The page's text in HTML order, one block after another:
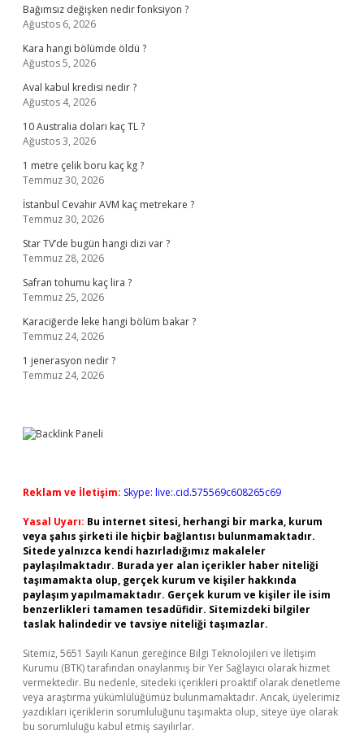
Bağımsız değişken nedir fonksiyon ?
Ağustos 6, 2026
Kara hangi bölümde öldü ?
Ağustos 5, 2026
Aval kabul kredisi nedir ?
Ağustos 4, 2026
10 Australia doları kaç TL ?
Ağustos 3, 2026
1 metre çelik boru kaç kg ?
Temmuz 30, 2026
İstanbul Cevahir AVM kaç metrekare ?
Temmuz 30, 2026
Star TV’de bugün hangi dizi var ?
Temmuz 28, 2026
Safran tohumu kaç lira ?
Temmuz 25, 2026
Karaciğerde leke hangi bölüm bakar ?
Temmuz 24, 2026
1 jenerasyon nedir ?
Temmuz 24, 2026
Reklam ve İletişim: Skype: live:.cid.575569c608265c69
Yasal Uyarı: Bu internet sitesi, herhangi bir marka, kurum
veya şahıs şirketi ile hiçbir bağlantısı bulunmamaktadır.
Sitede yalnızca kendi hazırladığımız makaleler
paylaşılmaktadır. Burada yer alan içerikler haber niteliği
taşımamakta olup, gerçek kurum ve kişiler hakkında
paylaşım yapılmamaktadır. Gerçek kurum ve kişiler ile isim
benzerlikleri tamamen tesadüfidir. Sitemizdeki bilgiler
taslak halindedir ve tavsiye niteliği taşımazlar.
Sitemiz, 5651 Sayılı Kanun gereğince Bilgi Teknolojileri ve İletişim
Kurumu (BTK) tarafından onaylanmış bir Yer Sağlayıcı olarak hizmet
vermektedir. Bu nedenle, sitedeki içerikleri proaktif olarak denetleme
veya araştırma yükümlülüğümüz bulunmamaktadır. Ancak, üyelerimiz
yazdıkları içeriklerin sorumluluğunu taşımakta olup, siteye üye olarak
bu sorumluluğu kabul etmiş sayılırlar.